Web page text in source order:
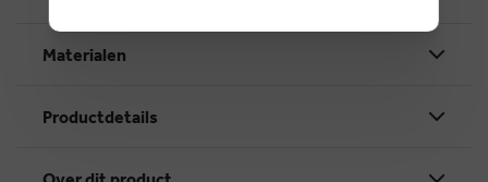
Materialen
Productdetails